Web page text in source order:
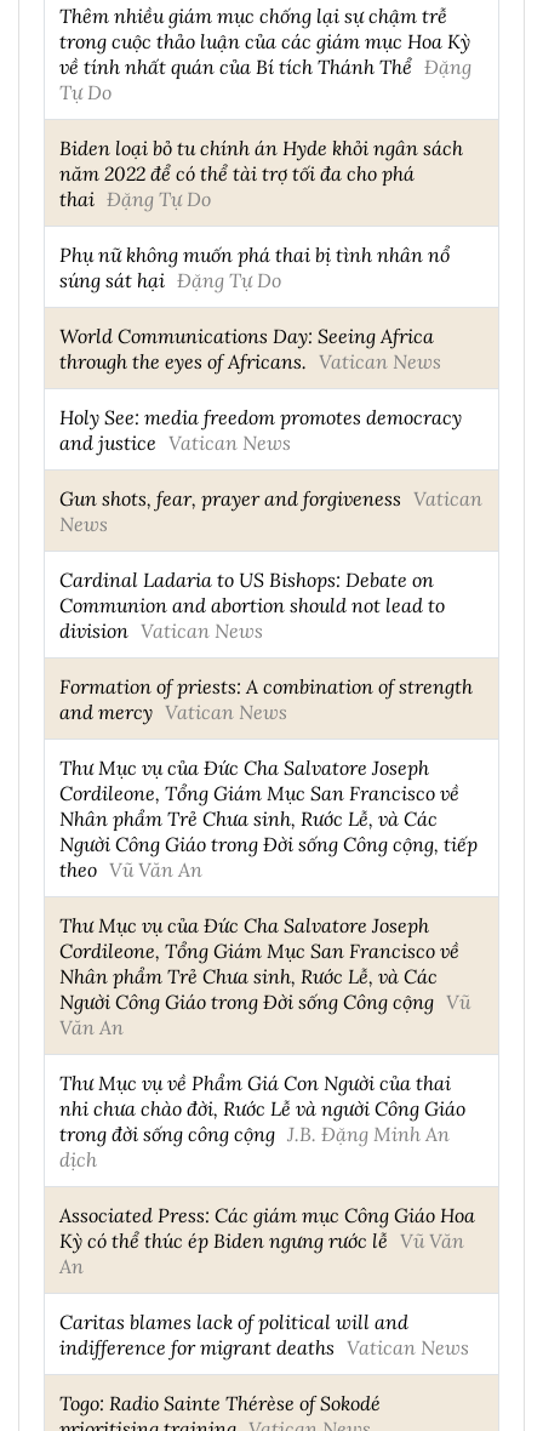
Thêm nhiều giám mục chống lại sự chậm trễ
trong cuộc thảo luận của các giám mục Hoa Kỳ
về tính nhất quán của Bí tích Thánh Thể Đặng
Tự Do
Biden loại bỏ tu chính án Hyde khỏi ngân sách
năm 2022 để có thể tài trợ tối đa cho phá
thai Đặng Tự Do
Phụ nữ không muốn phá thai bị tình nhân nổ
súng sát hại Đặng Tự Do
World Communications Day: Seeing Africa
through the eyes of Africans. Vatican News
Holy See: media freedom promotes democracy
and justice Vatican News
Gun shots, fear, prayer and forgiveness Vatican
News
Cardinal Ladaria to US Bishops: Debate on
Communion and abortion should not lead to
division Vatican News
Formation of priests: A combination of strength
and mercy Vatican News
Thư Mục vụ của Đức Cha Salvatore Joseph
Cordileone, Tổng Giám Mục San Francisco về
Nhân phẩm Trẻ Chưa sinh, Rước Lễ, và Các
Người Công Giáo trong Đời sống Công cộng, tiếp
theo Vũ Văn An
Thư Mục vụ của Đức Cha Salvatore Joseph
Cordileone, Tổng Giám Mục San Francisco về
Nhân phẩm Trẻ Chưa sinh, Rước Lễ, và Các
Người Công Giáo trong Đời sống Công cộng Vũ
Văn An
Thư Mục vụ về Phẩm Giá Con Người của thai
nhi chưa chào đời, Rước Lễ và người Công Giáo
trong đời sống công cộng J.B. Đặng Minh An
dịch
Associated Press: Các giám mục Công Giáo Hoa
Kỳ có thể thúc ép Biden ngưng rước lễ Vũ Văn
An
Caritas blames lack of political will and
indifference for migrant deaths Vatican News
Togo: Radio Sainte Thérèse of Sokodé